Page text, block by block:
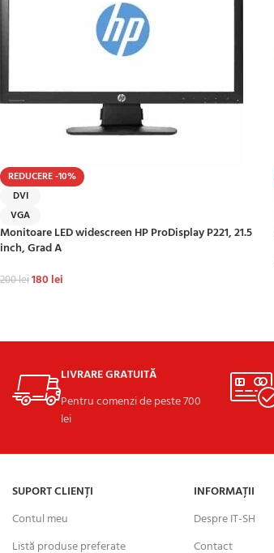
REDUCERE -10%
DVI
VGA
Monitoare LED widescreen HP ProDisplay P221, 21.5
inch, Grad A
200lei180 lei
LIVRARE GRATUITĂ
Pentru comenzi de peste 700
lei
SUPORT CLIENȚI
Contul meu
Listă produse preferate
INFORMAȚII
Despre IT-SH
Contact